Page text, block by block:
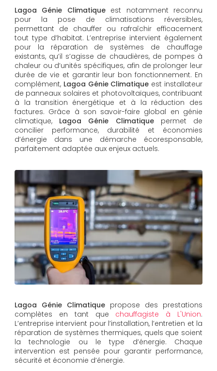
Lagoa Génie Climatiqueest notamment reconnu
pour la pose de climatisations réversibles,
permettant de chauffer ou rafraîchir efficacement
tout type d’habitat. L’entreprise intervient également
pour la réparation de systèmes de chauffage
existants, qu’il s’agisse de chaudières, de pompes à
chaleur ou d’unités spécifiques, afin de prolonger leur
durée de vie et garantir leur bon fonctionnement. En
complément, Lagoa Génie Climatique est installateur
de panneaux solaires et photovoltaïques, contribuant
à la transition énergétique et à la réduction des
factures. Grâce à son savoir-faire global en génie
climatique, Lagoa Génie Climatiquepermet de
concilier performance, durabilité et économies
d’énergie dans une démarche écoresponsable,
parfaitement adaptée aux enjeux actuels.
Lagoa Génie Climatique propose des prestations
complètes en tant que chauffagiste à L'Union.
L’entreprise intervient pour l’installation, l’entretien et la
réparation de systèmes thermiques, quels que soient
la technologie ou le type d’énergie. Chaque
intervention est pensée pour garantir performance,
sécurité et économie d’énergie.